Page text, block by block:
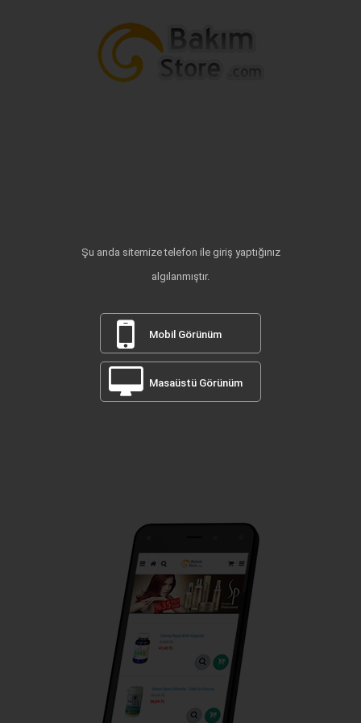
Şu anda sitemize telefon ile giriş yaptığınız
algılanmıştır.
Mobil Görünüm
Masaüstü Görünüm